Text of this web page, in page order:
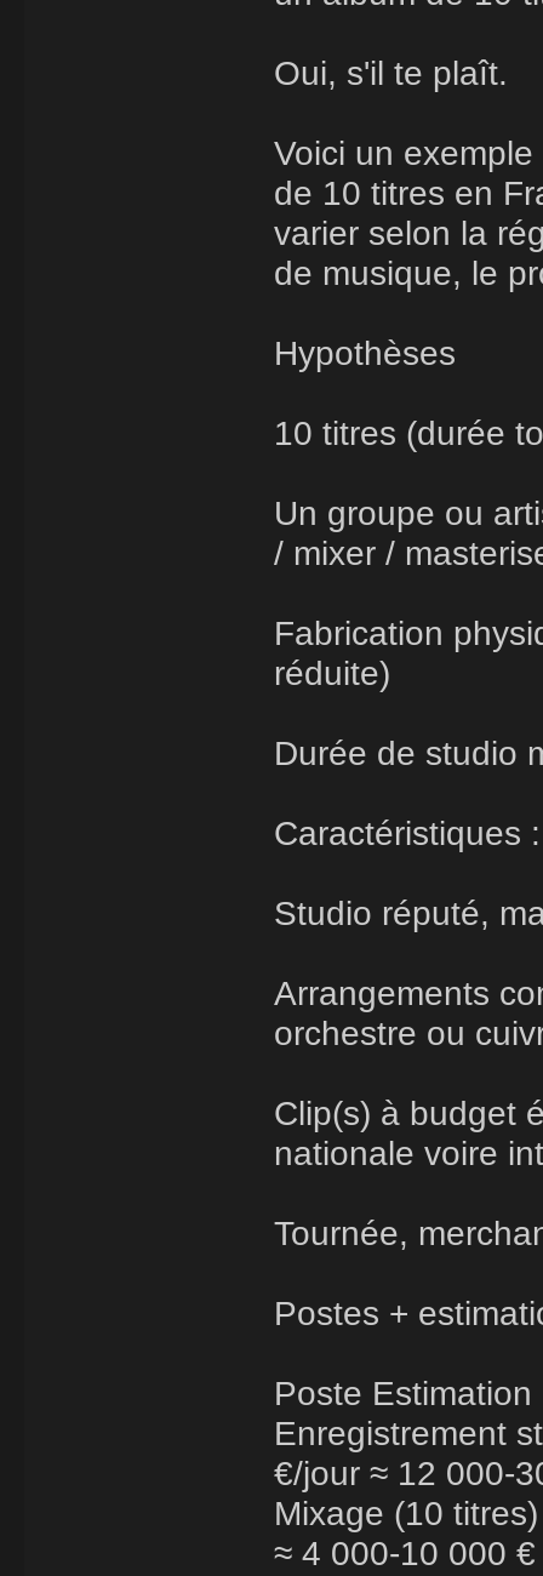
Oui, s'il te plaît.
Voici un
de 10 titres en
varier selon la
de musique, le
Hypothèses
10 titres (durée
Un groupe ou
/ mixer /
Fabrication
réduite)
Durée de studio
Caractéristiques :
Studio réputé,
Arrangements
orchestre ou
Clip(s) à budget
nationale voire
Tournée,
Postes +
Poste Estimation
Enregistrement
€/jour ≈ 12 000-
Mixage (10
≈ 4 000-10 000 €